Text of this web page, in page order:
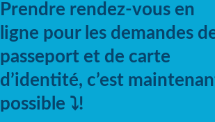
Prendre rendez-vous en
ligne pour les demandes
passeport et de carte
d’identité, c’est
possible ⤵️!